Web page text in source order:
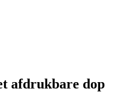
afdrukbare dop